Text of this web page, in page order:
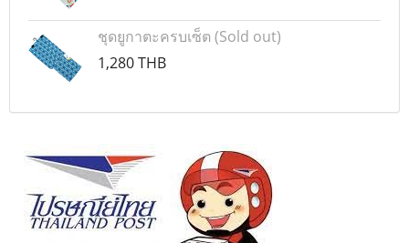
ชุดยูกาตะครบเซ็ต (Sold out)
1,280 THB